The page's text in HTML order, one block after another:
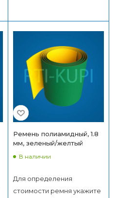
Ремень полиамидный, 1.8
мм, зеленый/желтый
В наличии
Для определения
стоимости ремня укажите